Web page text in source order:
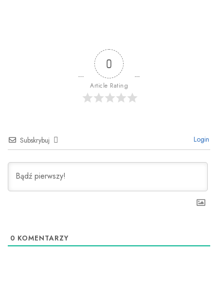
0
Article Rating
Subskrybuj Login
0 KOMENTARZY